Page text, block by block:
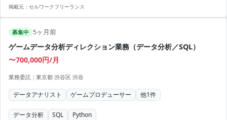
ポイント】 - リモートを活用した柔軟な働き方が可能 - 大手通信会社の
プロジェクトの中心として活躍
掲載元： セルワークフリーランス
募集中 5ヶ月前
ゲームデータ分析ディレクション業務（データ分析／SQL）
〜700,000円/月
業務委託 | 東京都 渋谷区 渋谷
データアナリスト ゲームプロデューサー 他1件
データ分析 SQL Python